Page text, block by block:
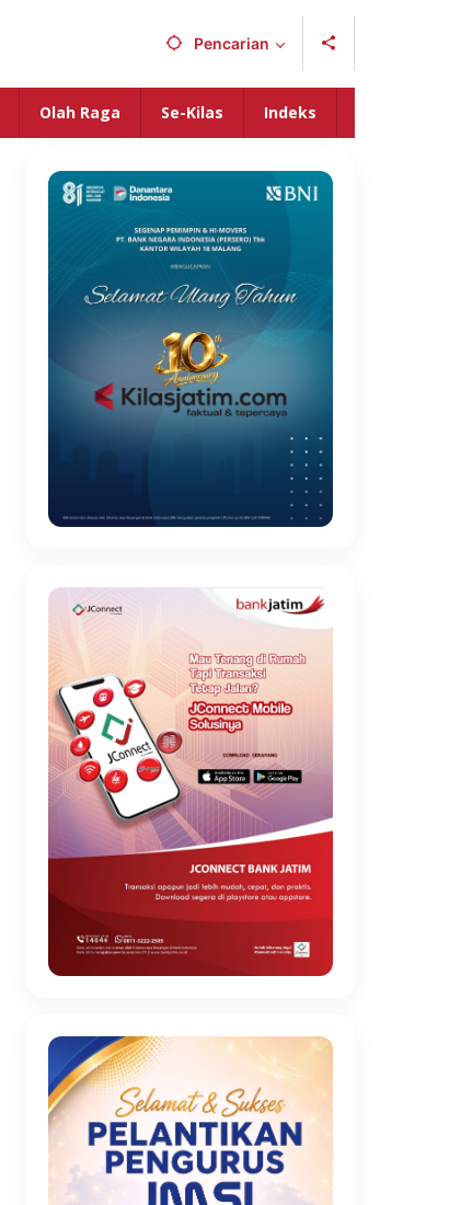
Pencarian
Olah Raga Se-Kilas Indeks